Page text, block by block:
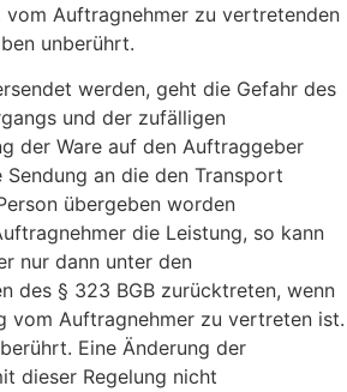
Auftrag­nehmer zu vertretenden
unberührt.
werden, geht die Gefahr des
und der zufälligen
der Ware auf den Auftraggeber
Sendung an die den Transport
übergeben worden
die Leistung, so kann
nur dann unter den
des § 323 BGB zurücktreten, wenn
vom Auftragnehmer zu vertreten ist.
Eine Änderung der
dieser Regelung nicht